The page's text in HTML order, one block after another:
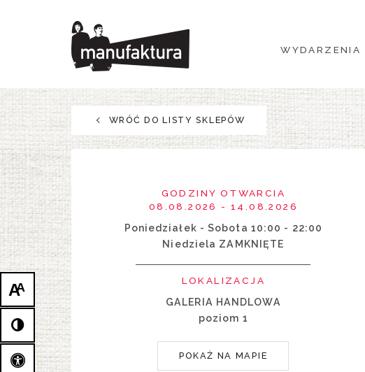
AA
WYDARZENIA
WYDARZENIA
ZAKUPY
PROMOCJE
ROZRYWKA
RESTAURACJE
PLAN
O NAS
WRÓĆ DO LISTY SKLEPÓW
GODZINY OTWARCIA
08.08.2026 - 14.08.2026
Poniedziałek - Sobota 10:00 - 22:00
Niedziela ZAMKNIĘTE
LOKALIZACJA
GALERIA HANDLOWA
poziom 1
POKAŻ NA MAPIE